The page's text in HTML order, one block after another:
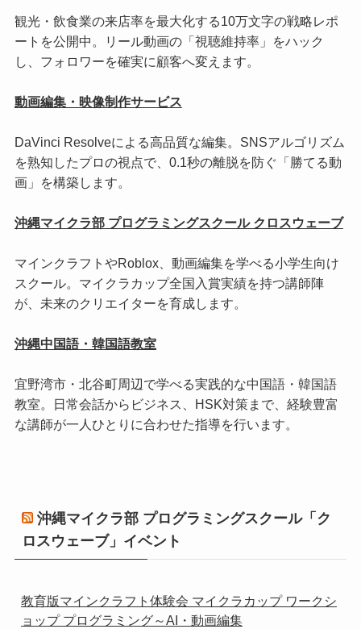
観光・飲食業の来店率を最大化する10万文字の戦略レポ
ートを公開中。リール動画の「視聴維持率」をハック
し、フォロワーを確実に顧客へ変えます。
動画編集・映像制作サービス
DaVinci Resolveによる高品質な編集。SNSアルゴリズム
を熟知したプロの視点で、0.1秒の離脱を防ぐ「勝てる動
画」を構築します。
沖縄マイクラ部 プログラミングスクール クロスウェーブ
マインクラフトやRoblox、動画編集を学べる小学生向け
スクール。マイクラカップ全国入賞実績を持つ講師陣
が、未来のクリエイターを育成します。
沖縄中国語・韓国語教室
宜野湾市・北谷町周辺で学べる実践的な中国語・韓国語
教室。日常会話からビジネス、HSK対策まで、経験豊富
な講師が一人ひとりに合わせた指導を行います。
沖縄マイクラ部 プログラミングスクール「ク
ロスウェーブ」イベント
教育版マインクラフト体験会 マイクラカップ ワークシ
ョップ プログラミング～AI・動画編集